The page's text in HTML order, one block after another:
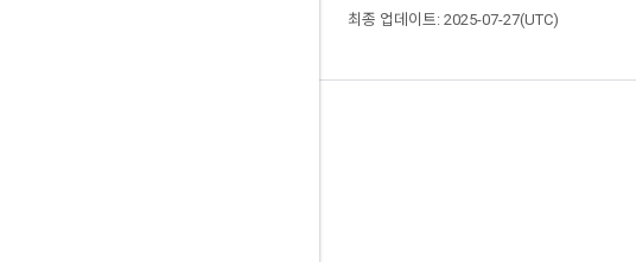
최종 업데이트: 2025-07-27(UTC)